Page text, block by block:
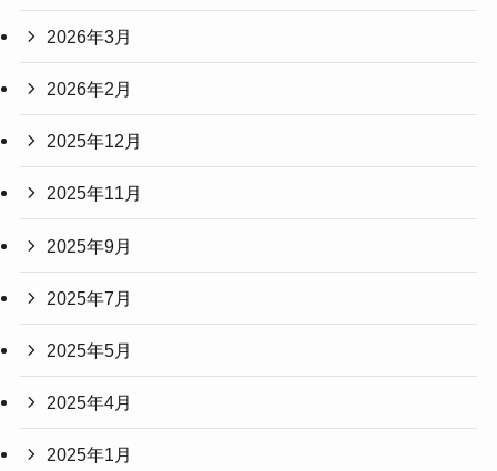
2026年3月
2026年2月
2025年12月
2025年11月
2025年9月
2025年7月
2025年5月
2025年4月
2025年1月